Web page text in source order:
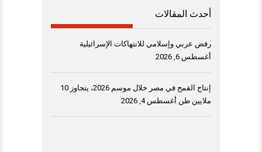
أحدث المقالات
رفض عربي وإسلامي للانتهاكات الإسرائيلية
أغسطس 6, 2026
إنتاج القمح في مصر خلال موسم 2026، يتجاوز 10
ملايين طن أغسطس 4, 2026